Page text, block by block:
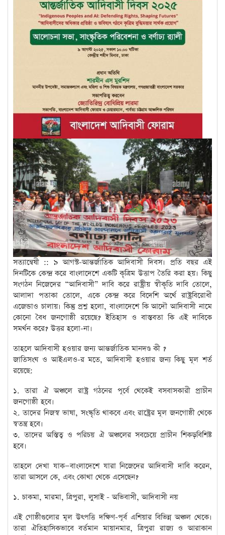
সত্যান্বেষী :: ৯ আগস্ট-আন্তর্জাতিক আদিবাসী দিবস। প্রতি বছর এই
দিনটিকে কেন্দ্র করে বাংলাদেশে একটি কৃত্রিম উত্তাপ তৈরি করা হয়। কিছু
সংগঠন নিজেদের “আদিবাসী” দাবি করে রাষ্ট্রীয় স্বীকৃতি দাবি তোলে,
আলাদা পতাকা তোলে, একে কেন্দ্র করে বিদেশি অর্থে রাষ্ট্রবিরোধী
এজেন্ডাও চালায়। কিন্তু প্রশ্ন হলো, বাংলাদেশে কি আদৌ আদিবাসী নামে
কোনো বৈধ জনগোষ্ঠী রয়েছে? ইতিহাস ও বাস্তবতা কি এই দাবিকে
সমর্থন করে? উত্তর হলো-না।
তাহলে আদিবাসী হওয়ার জন্য আন্তর্জাতিক মানদণ্ড কী ?
জাতিসংঘ ও আইএলও-র মতে, আদিবাসী হওয়ার জন্য কিছু মূল শর্ত
রয়েছে:
১. তারা ঐ অঞ্চলে রাষ্ট্র গঠনের পূর্বে থেকেই বসবাসকারী প্রাচীন
জনগোষ্ঠী হবে।
২. তাদের নিজস্ব ভাষা, সংস্কৃতি থাকবে এবং রাষ্ট্রের মূল জনগোষ্ঠী থেকে
স্বতন্ত্র হবে।
৩. তাদের অস্তিত্ব ও পরিচয় ঐ অঞ্চলের সবচেয়ে প্রাচীন শিকড়বিশিষ্ট
হবে।
তাহলে দেখা যাক—বাংলাদেশে যারা নিজেদের আদিবাসী দাবি করেন,
তারা আসলে কে, এবং কোথা থেকে এসেছেন?
১. চাকমা, মারমা, ত্রিপুরা, লুসাই - অভিবাসী, আদিবাসী নয়
এই গোষ্ঠীগুলোর মূল উৎপত্তি দক্ষিণ-পূর্ব এশিয়ার বিভিন্ন অঞ্চল থেকে।
তারা ঐতিহাসিকভাবে বর্তমান মায়ানমার, ত্রিপুরা রাজ্য ও আরাকান